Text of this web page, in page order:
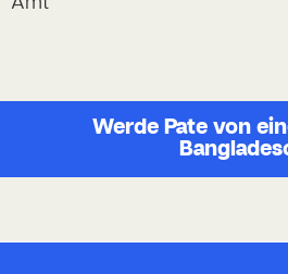
Amt
Werde Pate von